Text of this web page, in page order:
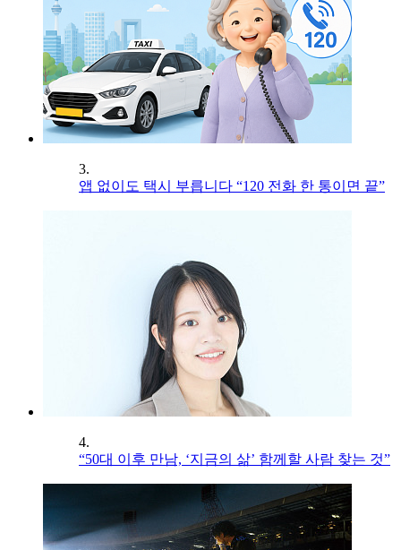
3.
앱 없이도 택시 부릅니다 “120 전화 한 통이면 끝”
4.
“50대 이후 만남, ‘지금의 삶’ 함께할 사람 찾는 것”